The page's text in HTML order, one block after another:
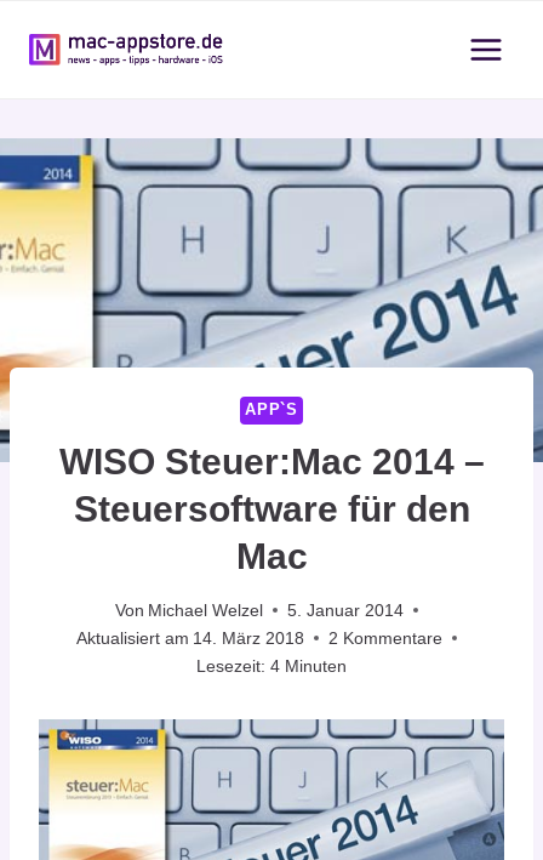
Inhalt
APP`S
WISO Steuer:Mac 2014 –
Steuersoftware für den
Mac
Von Michael Welzel
5. Januar 2014
Aktualisiert am 14. März 2018
2 Kommentare
Lesezeit: 4 Minuten